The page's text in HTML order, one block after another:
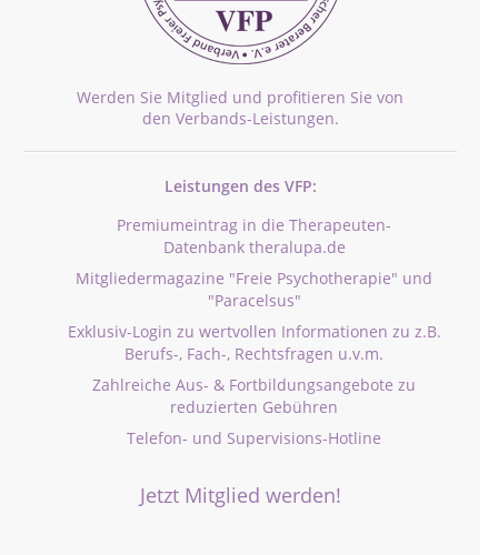
Werden Sie Mitglied und profitieren Sie von
den Verbands-Leistungen.
Leistungen des VFP:
Premiumeintrag in die Therapeuten-
Datenbank theralupa.de
Mitgliedermagazine "Freie Psychotherapie" und
"Paracelsus"
Exklusiv-Login zu wertvollen Informationen zu z.B.
Berufs-, Fach-, Rechtsfragen u.v.m.
Zahlreiche Aus- & Fortbildungsangebote zu
reduzierten Gebühren
Telefon- und Supervisions-Hotline
Jetzt Mitglied werden!